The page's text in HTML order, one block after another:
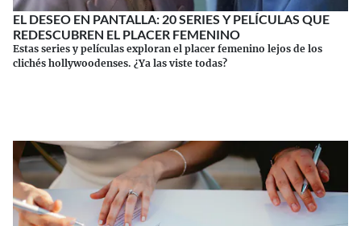
EL DESEO EN PANTALLA: 20 SERIES Y PELÍCULAS QUE
REDESCUBREN EL PLACER FEMENINO
Estas series y películas exploran el placer femenino lejos de los
clichés hollywoodenses. ¿Ya las viste todas?